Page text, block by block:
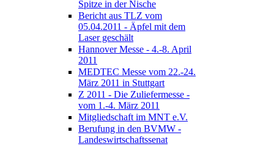
Spitze in der Nische
Bericht aus TLZ vom
05.04.2011 - Äpfel mit dem
Laser geschält
Hannover Messe - 4.-8. April
2011
MEDTEC Messe vom 22.-24.
März 2011 in Stuttgart
Z 2011 - Die Zuliefermesse -
vom 1.-4. März 2011
Mitgliedschaft im MNT e.V.
Berufung in den BVMW -
Landeswirtschaftssenat